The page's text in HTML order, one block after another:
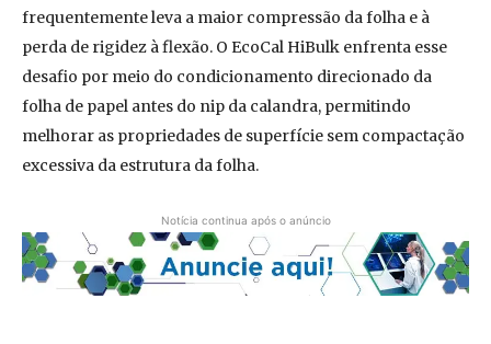
frequentemente leva a maior compressão da folha e à
perda de rigidez à flexão. O EcoCal HiBulk enfrenta esse
desafio por meio do condicionamento direcionado da
folha de papel antes do nip da calandra, permitindo
melhorar as propriedades de superfície sem compactação
excessiva da estrutura da folha.
Notícia continua após o anúncio